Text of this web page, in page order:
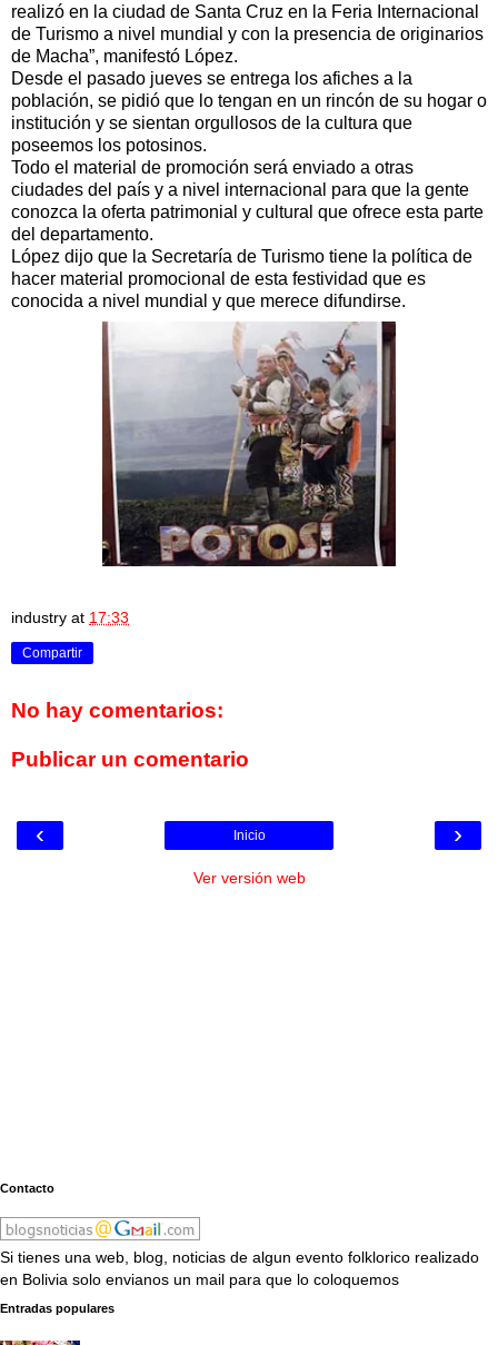
realizó en la ciudad de Santa Cruz en la Feria Internacional
de Turismo a nivel mundial y con la presencia de originarios
de Macha”, manifestó López.
Desde el pasado jueves se entrega los afiches a la
población, se pidió que lo tengan en un rincón de su hogar o
institución y se sientan orgullosos de la cultura que
poseemos los potosinos.
Todo el material de promoción será enviado a otras
ciudades del país y a nivel internacional para que la gente
conozca la oferta patrimonial y cultural que ofrece esta parte
del departamento.
López dijo que la Secretaría de Turismo tiene la política de
hacer material promocional de esta festividad que es
conocida a nivel mundial y que merece difundirse.
industry at 17:33
Compartir
No hay comentarios:
Publicar un comentario
‹ ›
Inicio
Ver versión web
Contacto
Si tienes una web, blog, noticias de algun evento folklorico realizado
en Bolivia solo envianos un mail para que lo coloquemos
Entradas populares